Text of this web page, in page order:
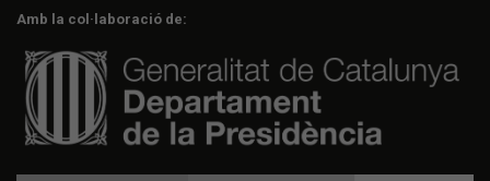
Amb la col·laboració de: